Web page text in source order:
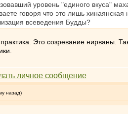
уровень "единого вкуса"
говоря что это лишь
всеведения Будды?
Это созревание нирваны.
назад)